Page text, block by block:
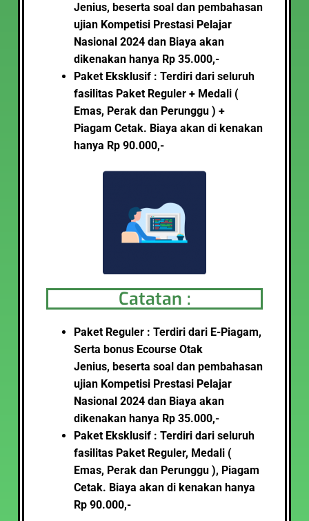
Jenius, beserta soal dan pembahasan
ujian Kompetisi Prestasi Pelajar
Nasional 2024 dan Biaya akan
dikenakan hanya Rp 35.000,-
Paket Eksklusif : Terdiri dari seluruh
fasilitas Paket Reguler + Medali (
Emas, Perak dan Perunggu ) +
Piagam Cetak. Biaya akan di kenakan
hanya Rp 90.000,-
Catatan :
Paket Reguler : Terdiri dari E-Piagam,
Serta bonus Ecourse Otak
Jenius, beserta soal dan pembahasan
ujian Kompetisi Prestasi Pelajar
Nasional 2024 dan Biaya akan
dikenakan hanya Rp 35.000,-
Paket Eksklusif : Terdiri dari seluruh
fasilitas Paket Reguler, Medali (
Emas, Perak dan Perunggu ), Piagam
Cetak. Biaya akan di kenakan hanya
Rp 90.000,-